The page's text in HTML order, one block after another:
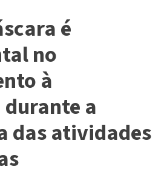
é
no
à
a
das atividades